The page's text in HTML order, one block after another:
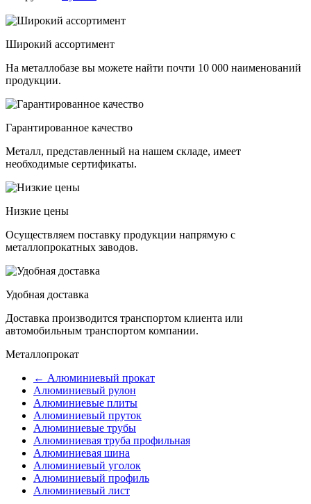
Широкий ассортимент
На металлобазе вы можете найти почти 10 000 наименований
продукции.
Гарантированное качество
Металл, представленный на нашем складе, имеет
необходимые сертификаты.
Низкие цены
Осуществляем поставку продукции напрямую с
металлопрокатных заводов.
Удобная доставка
Доставка производится транспортом клиента или
автомобильным транспортом компании.
Металлопрокат
← Алюминиевый прокат
Алюминиевый рулон
Алюминиевые плиты
Алюминиевый пруток
Алюминиевые трубы
Алюминиевая труба профильная
Алюминиевая шина
Алюминиевый уголок
Алюминиевый профиль
Алюминиевый лист